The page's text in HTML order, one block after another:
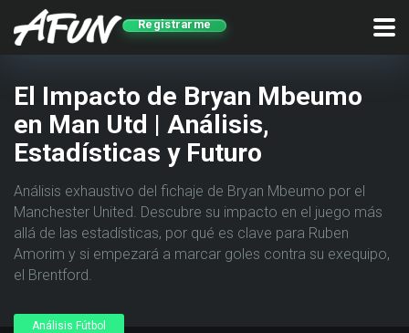
Registrarme
El Impacto de Bryan Mbeumo
en Man Utd | Análisis,
Estadísticas y Futuro
Análisis exhaustivo del fichaje de Bryan Mbeumo por el
Manchester United. Descubre su impacto en el juego más
allá de las estadísticas, por qué es clave para Ruben
Amorim y si empezará a marcar goles contra su exequipo,
el Brentford.
Análisis Fútbol